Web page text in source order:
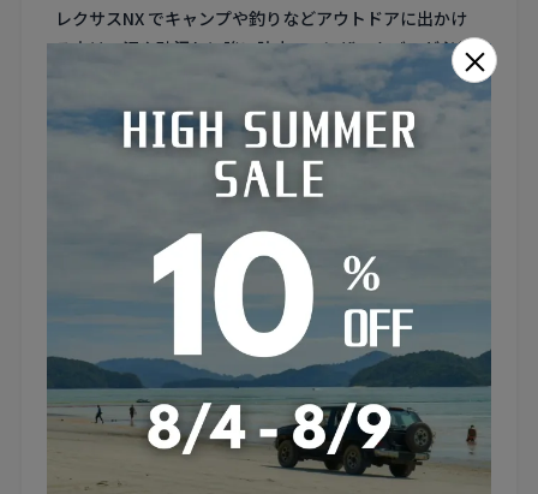
レクサスNX でキャンプや釣りなどアウトドアに出かけ
る方は、泥や砂汚れに強い防水PVCレザーカバーが必須
です。濡れたウェアのまま乗っても安心です。
3. 4WDモデルのフロアトンネルに対応したリアカバ
レクサスNX の4WDモデルは後席中央にプロペラシャフ
はこの盛り上がりに対応した形状のものを選んでくださ
4. ラゲッジとの統一感を出すカラーコーディネート
レクサスNX はラゲッジマットとシートカバーの色を揃
えると、SUVらしいアクティブかつ統一感のあるインテ
リアに仕上がります。
5. ペット同乗時のシート保護
×